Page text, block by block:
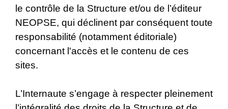
le contrôle de la Structure et/ou de l’éditeur
NEOPSE, qui déclinent par conséquent toute
responsabilité (notamment éditoriale)
concernant l'accès et le contenu de ces
sites.
L’Internaute s’engage à respecter pleinement